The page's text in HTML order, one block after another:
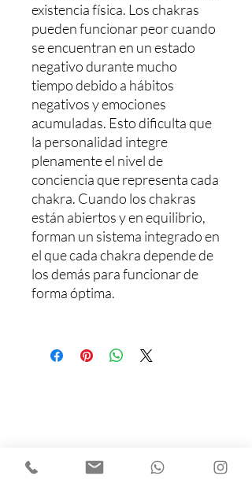
existencia física. Los chakras
pueden funcionar peor cuando
se encuentran en un estado
negativo durante mucho
tiempo debido a hábitos
negativos y emociones
acumuladas. Esto dificulta que
la personalidad integre
plenamente el nivel de
conciencia que representa cada
chakra. Cuando los chakras
están abiertos y en equilibrio,
forman un sistema integrado en
el que cada chakra depende de
los demás para funcionar de
forma óptima.